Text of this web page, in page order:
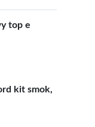
top e
kit smok,